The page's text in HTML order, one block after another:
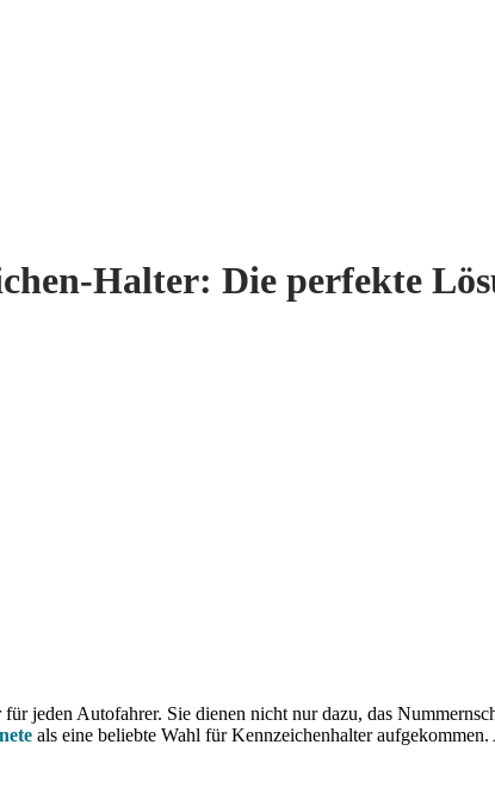
Halter: Die perfekte
jeden Autofahrer. Sie dienen nicht nur dazu, das
als eine beliebte Wahl für Kennzeichenhalter